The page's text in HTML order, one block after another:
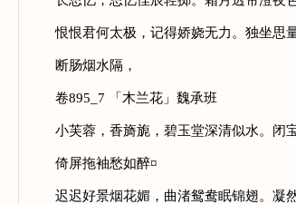
恨恨君何太极，记得娇娆无力。独坐思量
断肠烟水隔，
卷895_7 「木兰花」魏承班
小芙蓉，香旖旎，碧玉堂深清似水。闭宝
倚屏拖袖愁如醉¤
迟迟好景烟花媚，曲渚鸳鸯眠锦翅。凝然